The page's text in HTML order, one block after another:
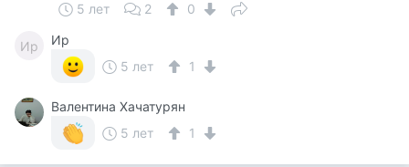
5 лет 2 0
Ир
Ир
5 лет
1
Валентина Хачатурян
5 лет
1